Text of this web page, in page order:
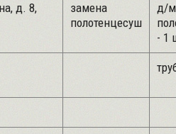
д. 8,
замена
полотенцесуш
д/м
- 1